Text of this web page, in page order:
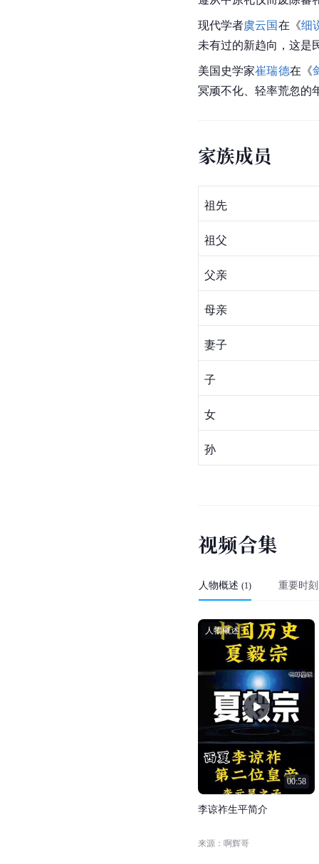
现代学者虞云国在《细
未有过的新趋向，这是
美国史学家崔瑞德在《
冥顽不化、轻率荒忽的
家族成员
祖先
祖父
父亲
母亲
妻子
子
女
孙
视频合集
人物概述 (1) 重要时刻
00:58
人物概述
李谅祚生平简介
来源：啊辉哥